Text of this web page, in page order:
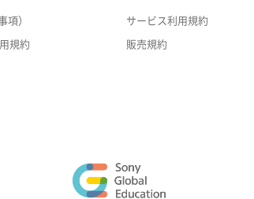
項） サービス利用規約
規約 販売規約